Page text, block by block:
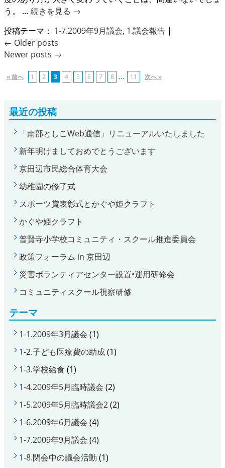
う。 … 続きを見る →
投稿テーマ： 1-7.2009年9月議会, 1.議会報告 |
← Older posts
Newer posts →
« 前へ 1 2 3 4 5 6 7 8 … 11 次へ »
最近の投稿
「南部としこWeb通信」リニューアルいたしました
新年明けましておめでとうございます
京田辺市民総合体育大会
幼稚園の修了式
スポーツ賞表彰式とかぐや姫クラフト
かぐや姫クラフト
普賢寺小学校コミュニティ・スクール推進委員会
政策フォーラム in 京田辺
災害ボランティアセンター設置•運用研修会
コミュニティスクール視察研修
テーマ
1-1.2009年3月議会 (1)
1-2.子ども医療費の助成(1)
1-3.学校給食 (1)
1-4.2009年5月臨時議会 (2)
1-5.2009年5月臨時議会2(2)
1-6.2009年6月議会 (4)
1-7.2009年9月議会 (4)
1-8.閉会中の議会活動 (1)